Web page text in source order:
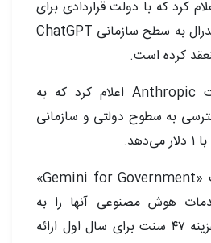
کرد که با دولت قراردادی برای
دسترسی آژانس‌های فدرال به سطح سازمانی ChatGPT
یک هفته بعد، شرکت Anthropic اعلام کرد که به
به سطوح دولتی و سازمانی
گوگل در اواخر آگوست «Gemini for Government»
هوش مصنوعی آنها را به
آژانس‌های فدرال با هزینه ۴۷ سنت برای سال اول ارائه